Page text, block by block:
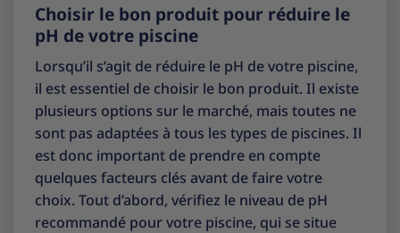
Choisir le bon produit pour réduire le
pH de votre piscine
Lorsqu’il s’agit de réduire le pH de votre piscine,
il est essentiel de choisir le bon produit. Il existe
plusieurs options sur le marché, mais toutes ne
sont pas adaptées à tous les types de piscines. Il
est donc important de prendre en compte
quelques facteurs clés avant de faire votre
choix. Tout d’abord, vérifiez le niveau de pH
recommandé pour votre piscine, qui se situe